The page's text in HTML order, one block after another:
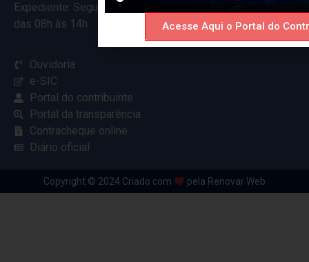
Expediente: Segunda à Sexta
das 08h às 14h
Ouvidoria
e-SIC
Portal do contribuinte
Portal da transparência
Contracheque online
Diário oficial
Copyright © 2024 Criado com pela Renovar Web
Acesse Aqui o Portal do